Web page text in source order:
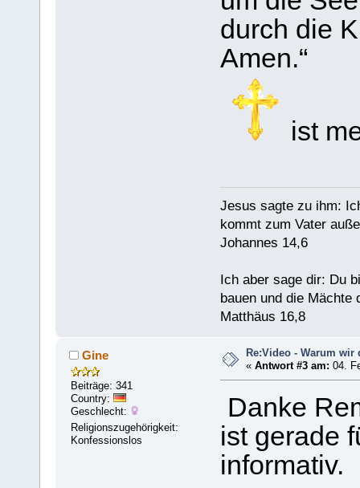
durch die
Amen.“
ist
Jesus sagte zu ihm:
kommt zum Vater
Johannes 14,6
Ich aber sage dir: Du
bauen und die Mächte
Matthäus 16,8
Gine
Beiträge: 341
Country:
Geschlecht:
Religionszugehörigkeit:
Konfessionslos
Re:Video - Warum wir
«Antwort #3 am: 04.
Danke
ist gerade
informativ.